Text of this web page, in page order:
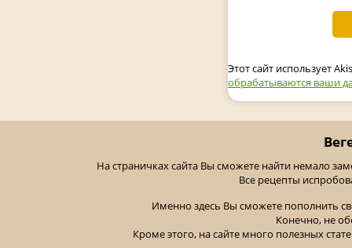
Этот сайт использует
обрабатываются ваши
На страничках сайта Вы сможете найти немало
Все рецепты
Именно здесь Вы сможете пополнить
Конечно, не
Кроме этого, на сайте много полезных